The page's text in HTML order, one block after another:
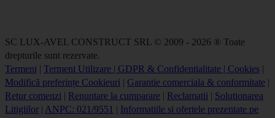
SC LUX-AVEL CONSTRUCT SRL © 2009 - 2026 ® Toate
drepturile sunt rezervate.
Termeni | Termeni Utilizare | GDPR & Confidentialitate | Cookies |
Modifică preferințe Cookieuri | Garantie comerciala & conformitate |
Retur comenzi | Renuntare la cumparare | Reclamatii | Solutionarea
Litigiilor | ANPC: 021/9551 | Informatiile si ofertele prezentate pe